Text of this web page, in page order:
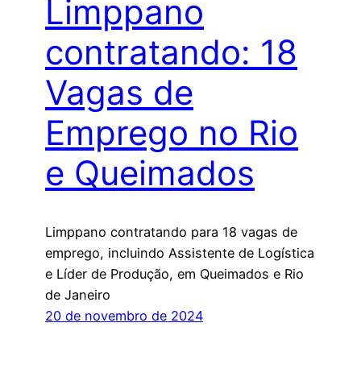
Limppano
contratando: 18
Vagas de
Emprego no Rio
e Queimados
Limppano contratando para 18 vagas de
emprego, incluindo Assistente de Logística
e Líder de Produção, em Queimados e Rio
de Janeiro
20 de novembro de 2024